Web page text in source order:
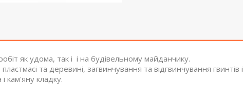
як удома, так і і на будівельному майданчику.
та деревині, загвинчування та відгвинчування гвинтів і
кам'яну кладку.